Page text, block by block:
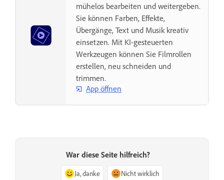
mühelos bearbeiten und weitergeben.
Sie können Farben, Effekte,
Übergänge, Text und Musik kreativ
einsetzen. Mit KI-gesteuerten
Werkzeugen können Sie Filmrollen
erstellen, neu schneiden und
trimmen.
App öffnen
War diese Seite hilfreich?
Ja, danke Nicht wirklich